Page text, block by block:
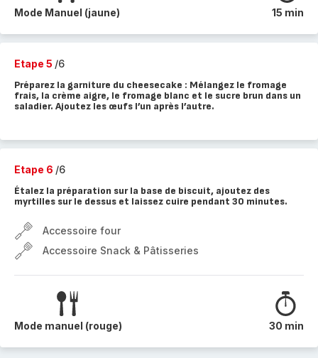
Mode Manuel (jaune) 15 min
Etape 5 /6
Préparez la garniture du cheesecake : Mélangez le fromage
frais, la crème aigre, le fromage blanc et le sucre brun dans un
saladier. Ajoutez les œufs l’un après l’autre.
Etape 6 /6
Étalez la préparation sur la base de biscuit, ajoutez des
myrtilles sur le dessus et laissez cuire pendant 30 minutes.
Accessoire four
Accessoire Snack & Pâtisseries
Mode manuel (rouge) 30 min